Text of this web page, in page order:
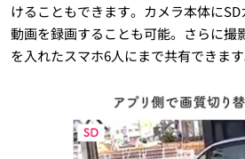
けることもできます。カメラ本体にSD
動画を録画することも可能。さらに撮
を入れたスマホ6人にまで共有できます